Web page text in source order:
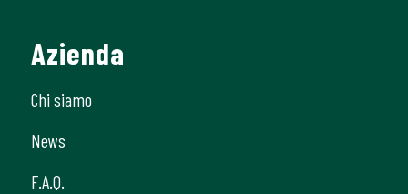
Azienda
Chi siamo
News
F.A.Q.